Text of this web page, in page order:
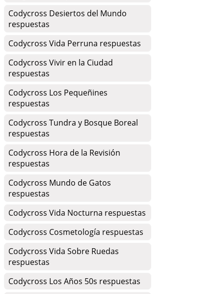
Codycross Desiertos del Mundo
respuestas
Codycross Vida Perruna respuestas
Codycross Vivir en la Ciudad
respuestas
Codycross Los Pequeñines
respuestas
Codycross Tundra y Bosque Boreal
respuestas
Codycross Hora de la Revisión
respuestas
Codycross Mundo de Gatos
respuestas
Codycross Vida Nocturna respuestas
Codycross Cosmetología respuestas
Codycross Vida Sobre Ruedas
respuestas
Codycross Los Años 50s respuestas